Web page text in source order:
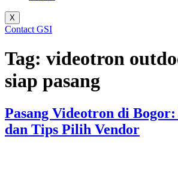
X
Contact GSI
Tag: videotron
siap pasang
Pasang Videotron di
dan Tips Pilih Vendor